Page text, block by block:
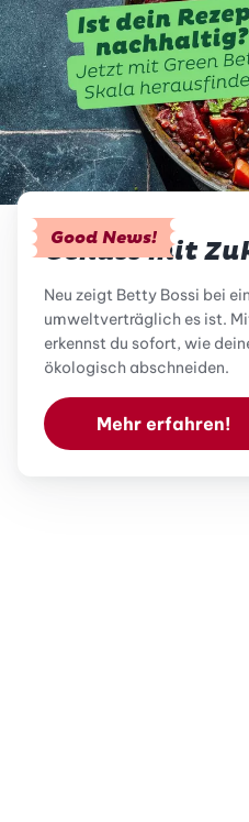
Good News!
Genuss mit
Neu zeigt Betty Bossi bei
umweltverträglich es ist.
erkennst du sofort, wie
ökologisch abschneiden.
Mehr erfahren!